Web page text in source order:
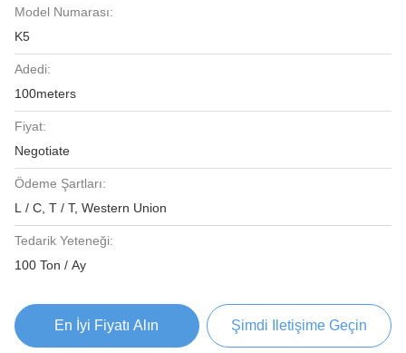
Model Numarası:
K5
Adedi:
100meters
Fiyat:
Negotiate
Ödeme Şartları:
L / C, T / T, Western Union
Tedarik Yeteneği:
100 Ton / Ay
En İyi Fiyatı Alın Şimdi Iletişime Geçin